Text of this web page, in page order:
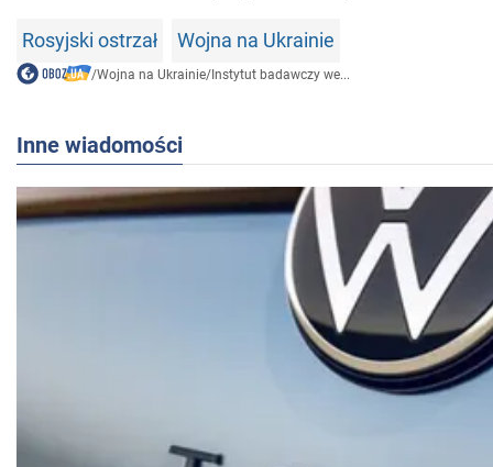
Rosyjski ostrzał Wojna na Ukrainie
/Wojna na Ukrainie/Instytut badawczy we...
Inne wiadomości